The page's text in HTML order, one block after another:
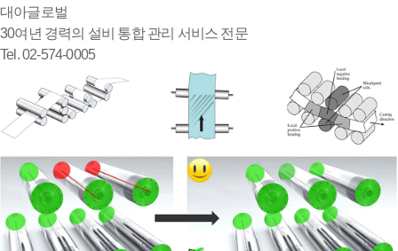
대아글로벌
30여년 경력의 설비 통합 관리 서비스 전문
Tel. 02-574-0005